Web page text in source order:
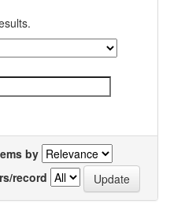
by
record